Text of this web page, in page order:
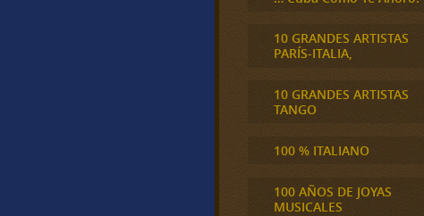
10 GRANDES ARTISTAS
PARÍS-ITALIA,
10 GRANDES ARTISTAS
TANGO
100 % ITALIANO
100 AÑOS DE JOYAS
MUSICALES